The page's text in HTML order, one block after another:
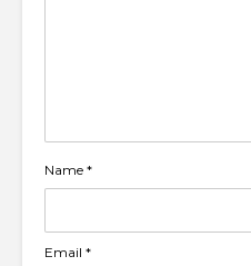
Name *
Email *